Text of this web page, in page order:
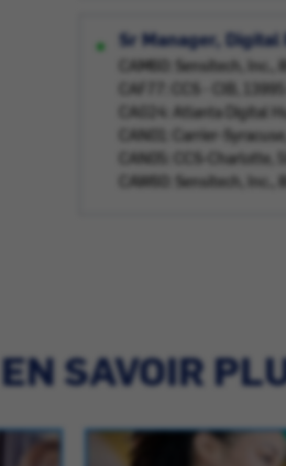
Sr Manager,
CAM60: Sensitech,
CAF77: CCS - CIB,
CAG24: Atlanta Digital
CAN01: Carrier-
CAN05: CCS-
CAW60: Sensitech,
EN SAVOIR